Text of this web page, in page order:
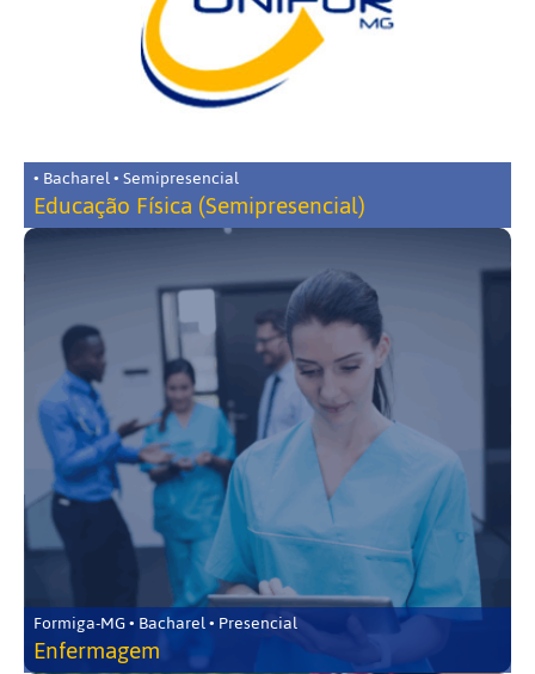
• Bacharel • Semipresencial
Educação Física (Semipresencial)
Formiga-MG • Bacharel • Presencial
Enfermagem